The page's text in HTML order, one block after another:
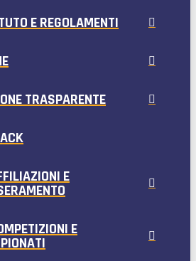
E REGOLAMENTI
TRASPARENTE
E
E